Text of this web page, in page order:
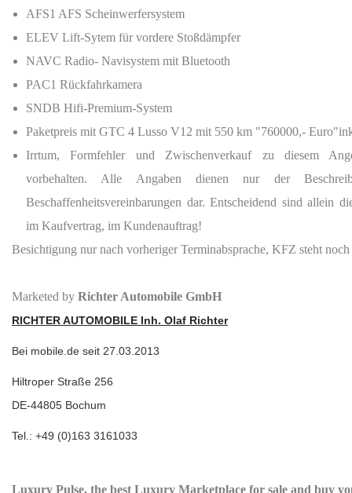
AFS1 AFS Scheinwerfersystem
ELEV Lift-Sytem für vordere Stoßdämpfer
NAVC Radio- Navisystem mit Bluetooth
PAC1 Rückfahrkamera
SNDB Hifi-Premium-System
Paketpreis mit GTC 4 Lusso V12 mit 550 km "760000,-
Irrtum, Formfehler und Zwischenverkauf zu diesem
vorbehalten. Alle Angaben dienen nur der
Beschaffenheitsvereinbarungen dar. Entscheidend sind allein
im Kaufvertrag, im Kundenauftrag!
Besichtigung nur nach vorheriger Terminabsprache, KFZ steht
Marketed by Richter Automobile GmbH
RICHTER AUTOMOBILE Inh. Olaf Richter
Bei mobile.de seit 27.03.2013
Hiltroper Straße 256
DE-44805 Bochum
Tel.: +49 (0)163 3161033
Luxury Pulse, the best Luxury Marketplace for sale and buy